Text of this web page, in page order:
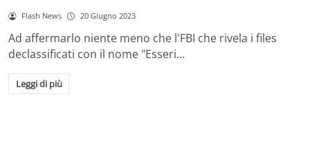
Flash News 20 Giugno 2023
Ad affermarlo niente meno che l'FBI che rivela i files
declassificati con il nome "Esseri…
Leggi di più